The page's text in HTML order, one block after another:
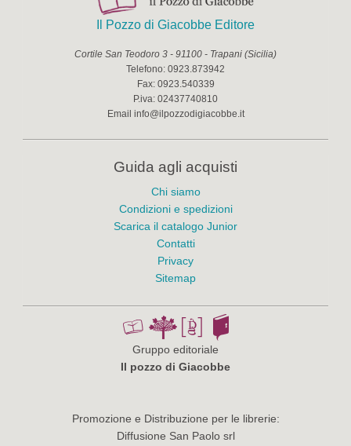
Il Pozzo di Giacobbe Editore
Cortile San Teodoro 3 - 91100 - Trapani (Sicilia)
Telefono: 0923.873942
Fax: 0923.540339
P.iva: 02437740810
Email info@ilpozzodigiacobbe.it
Guida agli acquisti
Chi siamo
Condizioni e spedizioni
Scarica il catalogo Junior
Contatti
Privacy
Sitemap
Gruppo editoriale
Il pozzo di Giacobbe
Promozione e Distribuzione per le librerie:
Diffusione San Paolo srl